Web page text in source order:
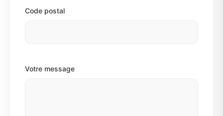
Code postal
Votre message